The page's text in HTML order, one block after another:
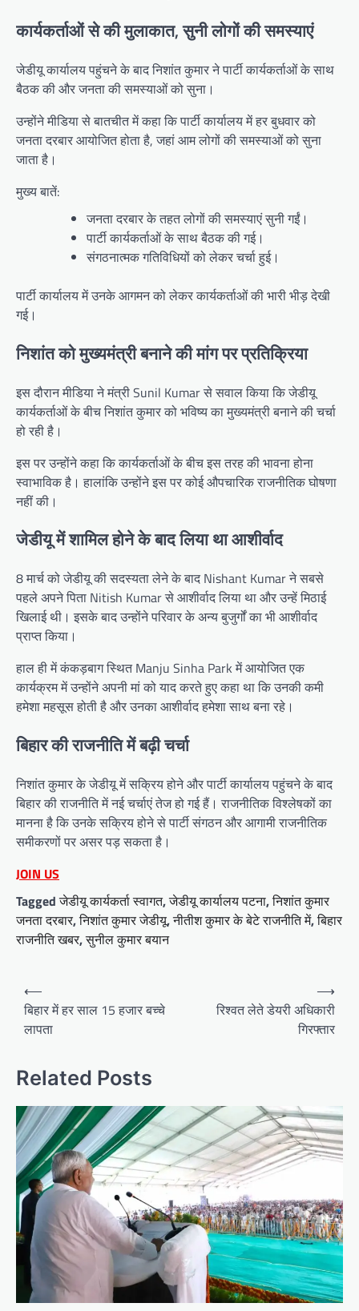
कार्यकर्ताओं से की मुलाकात, सुनी लोगों की समस्याएं
जेडीयू कार्यालय पहुंचने के बाद निशांत कुमार ने पार्टी कार्यकर्ताओं के साथ
बैठक की और जनता की समस्याओं को सुना।
उन्होंने मीडिया से बातचीत में कहा कि पार्टी कार्यालय में हर बुधवार को
जनता दरबार आयोजित होता है, जहां आम लोगों की समस्याओं को सुना
जाता है।
मुख्य बातें:
जनता दरबार के तहत लोगों की समस्याएं सुनी गईं।
पार्टी कार्यकर्ताओं के साथ बैठक की गई।
संगठनात्मक गतिविधियों को लेकर चर्चा हुई।
पार्टी कार्यालय में उनके आगमन को लेकर कार्यकर्ताओं की भारी भीड़ देखी
गई।
निशांत को मुख्यमंत्री बनाने की मांग पर प्रतिक्रिया
इस दौरान मीडिया ने मंत्री Sunil Kumar से सवाल किया कि जेडीयू
कार्यकर्ताओं के बीच निशांत कुमार को भविष्य का मुख्यमंत्री बनाने की चर्चा
हो रही है।
इस पर उन्होंने कहा कि कार्यकर्ताओं के बीच इस तरह की भावना होना
स्वाभाविक है। हालांकि उन्होंने इस पर कोई औपचारिक राजनीतिक घोषणा
नहीं की।
जेडीयू में शामिल होने के बाद लिया था आशीर्वाद
8 मार्च को जेडीयू की सदस्यता लेने के बाद Nishant Kumar ने सबसे
पहले अपने पिता Nitish Kumar से आशीर्वाद लिया था और उन्हें मिठाई
खिलाई थी। इसके बाद उन्होंने परिवार के अन्य बुजुर्गों का भी आशीर्वाद
प्राप्त किया।
हाल ही में कंकड़बाग स्थित Manju Sinha Park में आयोजित एक
कार्यक्रम में उन्होंने अपनी मां को याद करते हुए कहा था कि उनकी कमी
हमेशा महसूस होती है और उनका आशीर्वाद हमेशा साथ बना रहे।
बिहार की राजनीति में बढ़ी चर्चा
निशांत कुमार के जेडीयू में सक्रिय होने और पार्टी कार्यालय पहुंचने के बाद
बिहार की राजनीति में नई चर्चाएं तेज हो गई हैं। राजनीतिक विश्लेषकों का
मानना है कि उनके सक्रिय होने से पार्टी संगठन और आगामी राजनीतिक
समीकरणों पर असर पड़ सकता है।
JOIN US
Taggedजेडीयू कार्यकर्ता स्वागत,जेडीयू कार्यालय पटना,निशांत कुमार
जनता दरबार,निशांत कुमार जेडीयू,नीतीश कुमार के बेटे राजनीति में,बिहार
राजनीति खबर,सुनील कुमार बयान
Post
navigation
⟵
बिहार में हर साल 15 हजार बच्चे
लापता
रिश्वत लेते डेयरी अधिकारी
गिरफ्तार
⟶
Related Posts